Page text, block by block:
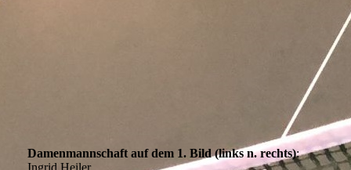
Damenmannschaft auf dem 1. Bild (links n. rechts):
Ingrid Heiler